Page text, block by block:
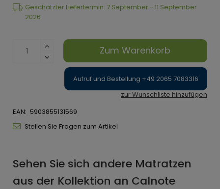
Geschätzter Liefertermin: 7 September - 11 September
2026
Zum Warenkorb
Aufruf und Bestellung +49 2065 7083316
zur Wunschliste hinzufügen
EAN: 5903855131569
Stellen Sie Fragen zum Artikel
Sehen Sie sich andere Matratzen
aus der Kollektion an Calnote